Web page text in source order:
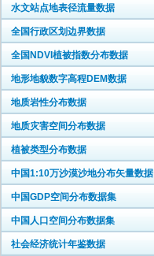
水文站点地表径流量数据
全国行政区划边界数据
全国NDVI植被指数分布数据
地形地貌数字高程DEM数据
地质岩性分布数据
地质灾害空间分布数据
植被类型分布数据
中国1:10万沙漠沙地分布矢量数据
中国GDP空间分布数据集
中国人口空间分布数据集
社会经济统计年鉴数据